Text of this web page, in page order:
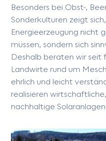
Besonders bei Obst-,
Sonderkulturen zeigt
Energieerzeugung nicht
müssen, sondern sich
Deshalb beraten wir seit
Landwirte rund um
ehrlich und leicht
realisieren
nachhaltige